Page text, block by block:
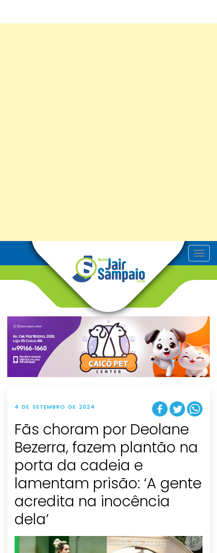
T
o
v
g
t
i
o
n
4 DE SETEMBRO DE 2024
Fãs choram por Deolane
Bezerra, fazem plantão na
porta da cadeia e
lamentam prisão: ‘A gente
acredita na inocência
dela’